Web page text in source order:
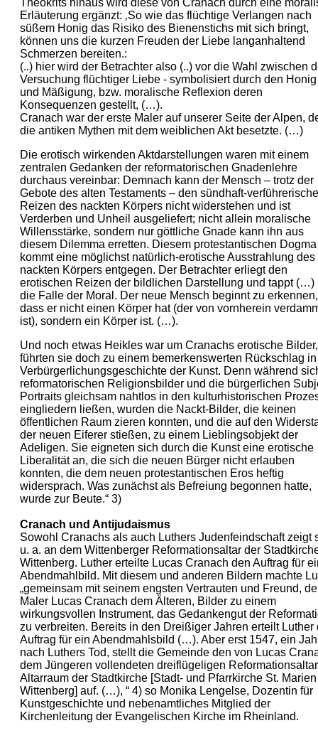
Erläuterung ergänzt: ‚So wie das flüchtige Verlangen nach
süßem Honig das Risiko des Bienenstichs mit sich bringt,
können uns die kurzen Freuden der Liebe langanhaltend
Schmerzen bereiten.:
(..) hier wird der Betrachter also (..) vor die Wahl zwischen
Versuchung flüchtiger Liebe - symbolisiert durch den Honig
und Mäßigung, bzw. moralische Reflexion deren
Konsequenzen gestellt, (…).
Cranach war der erste Maler auf unserer Seite der Alpen,
die antiken Mythen mit dem weiblichen Akt besetzte. (…)
Die erotisch wirkenden Aktdarstellungen waren mit einem
zentralen Gedanken der reformatorischen Gnadenlehre
durchaus vereinbar: Demnach kann der Mensch – trotz der
Gebote des alten Testaments – den sündhaft-
Reizen des nackten Körpers nicht widerstehen und ist
Verderben und Unheil ausgeliefert; nicht allein moralische
Willensstärke, sondern nur göttliche Gnade kann ihn aus
diesem Dilemma erretten. Diesem protestantischen Dogma
kommt eine möglichst natürlich-erotische Ausstrahlung des
nackten Körpers entgegen. Der Betrachter erliegt den
erotischen Reizen der bildlichen Darstellung und tappt (…)
die Falle der Moral. Der neue Mensch beginnt zu erkennen,
dass er nicht einen Körper hat (der von vornherein
ist), sondern ein Körper ist. (…).
Und noch etwas Heikles war um Cranachs erotische Bilder,
führten sie doch zu einem bemerkenswerten Rückschlag
Verbürgerlichungsgeschichte der Kunst. Denn während
reformatorischen Religionsbilder und die bürgerlichen
Portraits gleichsam nahtlos in den kulturhistorischen
eingliedern ließen, wurden die Nackt-Bilder, die keinen
öffentlichen Raum zieren konnten, und die auf den
der neuen Eiferer stießen, zu einem Lieblingsobjekt der
Adeligen. Sie eigneten sich durch die Kunst eine erotische
Liberalität an, die sich die neuen Bürger nicht erlauben
konnten, die dem neuen protestantischen Eros heftig
widersprach. Was zunächst als Befreiung begonnen hatte,
wurde zur Beute.“ 3)
Cranach und Antijudaismus
Sowohl Cranachs als auch Luthers Judenfeindschaft zeigt
u. a. an dem Wittenberger Reformationsaltar der
Wittenberg. Luther erteilte Lucas Cranach den Auftrag für
Abendmahlbild. Mit diesem und anderen Bildern machte
„gemeinsam mit seinem engsten Vertrauten und Freund,
Maler Lucas Cranach dem Älteren, Bilder zu einem
wirkungsvollen Instrument, das Gedankengut der
zu verbreiten. Bereits in den Dreißiger Jahren erteilt Luther
Auftrag für ein Abendmahlsbild (…). Aber erst 1547, ein
nach Luthers Tod, stellt die Gemeinde den von Lucas
dem Jüngeren vollendeten dreiflügeligen
Altarraum der Stadtkirche [Stadt- und Pfarrkirche St.
Wittenberg] auf. (…), “ 4) so Monika Lengelse, Dozentin für
Kunstgeschichte und nebenamtliches Mitglied der
Kirchenleitung der Evangelischen Kirche im Rheinland.